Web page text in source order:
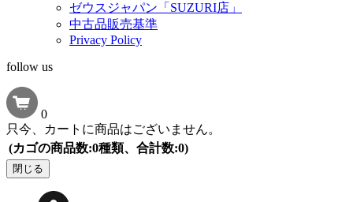
ゼウスジャパン「SUZURI店」
中古品販売基準
Privacy Policy
follow us
0
只今、カートに商品はございません。
(カゴの商品数:0種類、合計数:0)
閉じる